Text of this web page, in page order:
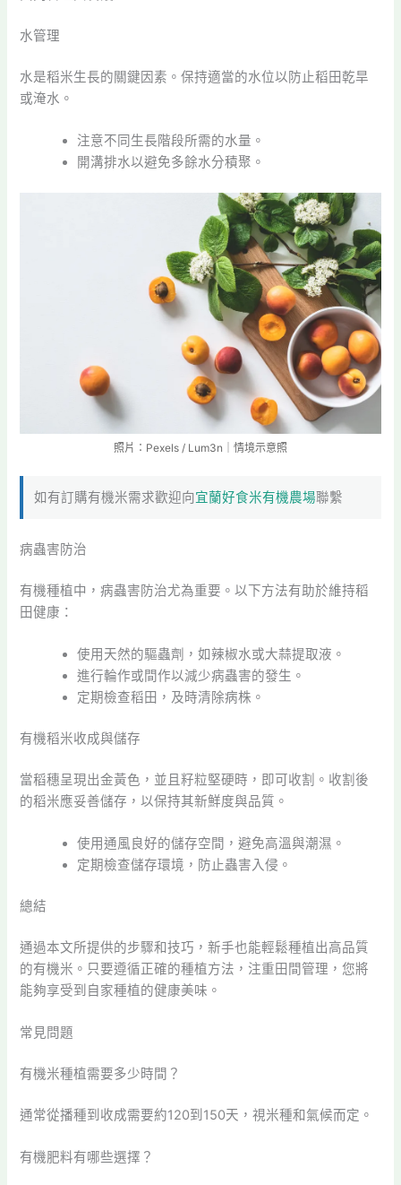
水管理
水是稻米生長的關鍵因素。保持適當的水位以防止稻田乾旱
或淹水。
注意不同生長階段所需的水量。
開溝排水以避免多餘水分積聚。
照片：Pexels / Lum3n｜情境示意照
如有訂購有機米需求歡迎向宜蘭好食米有機農場聯繫
病蟲害防治
有機種植中，病蟲害防治尤為重要。以下方法有助於維持稻
田健康：
使用天然的驅蟲劑，如辣椒水或大蒜提取液。
進行輪作或間作以減少病蟲害的發生。
定期檢查稻田，及時清除病株。
有機稻米收成與儲存
當稻穗呈現出金黃色，並且籽粒堅硬時，即可收割。收割後
的稻米應妥善儲存，以保持其新鮮度與品質。
使用通風良好的儲存空間，避免高溫與潮濕。
定期檢查儲存環境，防止蟲害入侵。
總結
通過本文所提供的步驟和技巧，新手也能輕鬆種植出高品質
的有機米。只要遵循正確的種植方法，注重田間管理，您將
能夠享受到自家種植的健康美味。
常見問題
有機米種植需要多少時間？
通常從播種到收成需要約120到150天，視米種和氣候而定。
有機肥料有哪些選擇？